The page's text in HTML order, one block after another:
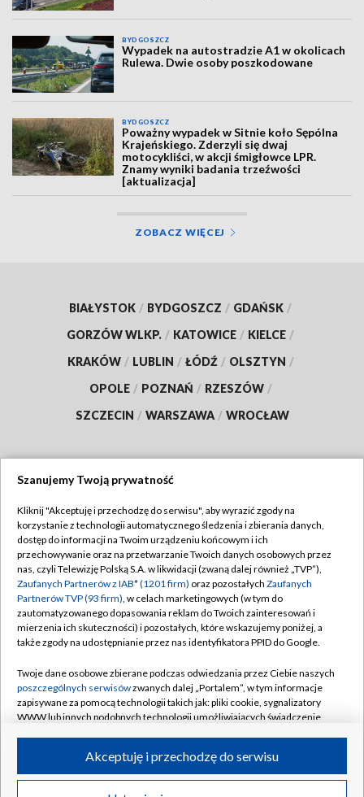
BYDGOSZCZ
Wypadek na autostradzie A1 w okolicach
Rulewa. Dwie osoby poszkodowane
BYDGOSZCZ
Poważny wypadek w Sitnie koło Sępólna
Krajeńskiego. Zderzyli się dwaj
motocykliści, w akcji śmigłowce LPR.
Znamy wyniki badania trzeźwości
[aktualizacja]
ZOBACZ WIĘCEJ
BIAŁYSTOK / BYDGOSZCZ / GDAŃSK /
GORZÓW WLKP. / KATOWICE / KIELCE /
KRAKÓW / LUBLIN / ŁÓDŹ / OLSZTYN /
OPOLE / POZNAŃ / RZESZÓW /
SZCZECIN / WARSZAWA / WROCŁAW
TVP
Abonament TVP
Emisja w TVP
Centrum informacji TVP
Naziemna Telewizja Cyfrowa
Rada Programowa
System NOS
Informacje o nadawcy
Program dla prasy
Regulamin TVP
Polityka prywatności
Moje zgody
Pomoc
Kontakt
Kanały
©2026 Telewizja Polska S.A. w likwidacji
Szanujemy Twoją prywatność
Kliknij "Akceptuję i przechodzę do serwisu", aby wyrazić zgody na
korzystanie z technologii automatycznego śledzenia i zbierania danych,
dostęp do informacji na Twoim urządzeniu końcowym i ich
przechowywanie oraz na przetwarzanie Twoich danych osobowych przez
nas, czyli Telewizję Polską S.A. w likwidacji (zwaną dalej również „TVP”),
Zaufanych Partnerów z IAB* (1201 firm) oraz pozostałych Zaufanych
Partnerów TVP (93 firm), w celach marketingowych (w tym do
zautomatyzowanego dopasowania reklam do Twoich zainteresowań i
mierzenia ich skuteczności) i pozostałych, które wskazujemy poniżej, a
także zgody na udostępnianie przez nas identyfikatora PPID do Google.
Twoje dane osobowe zbierane podczas odwiedzania przez Ciebie naszych
poszczególnych serwisówzwanych dalej „Portalem”, w tym informacje
zapisywane za pomocą technologii takich jak: pliki cookie, sygnalizatory
WWW lub innych podobnych technologii umożliwiających świadczenie
ruchu w Internecie.
Twoje dane osobowe zbierane podczas odwiedzania przez Ciebie
Akceptuję i przechodzę do serwisu